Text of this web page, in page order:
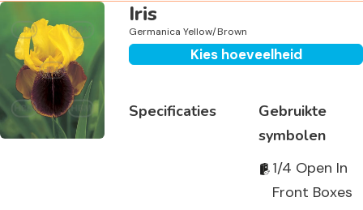
Iris
Germanica Yellow/Brown
Kies hoeveelheid
Specificaties
Gebruikte
symbolen
1/4 Open In
Front Boxes